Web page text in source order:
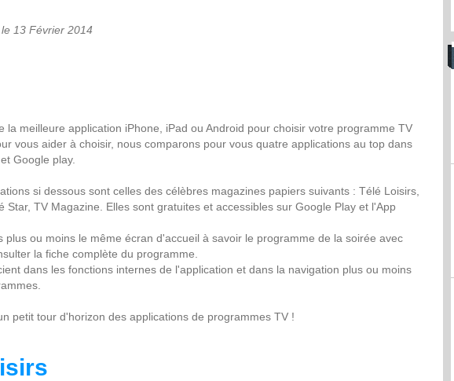
13 Février 2014
la meilleure application iPhone, iPad ou Android pour choisir votre programme TV
vous aider à choisir, nous comparons pour vous quatre applications au top dans
Google play.
si dessous sont celles des célèbres magazines papiers suivants : Télé Loisirs,
Star, TV Magazine. Elles sont gratuites et accessibles sur Google Play et l'App
plus ou moins le même écran d'accueil à savoir le programme de la soirée avec
la fiche complète du programme.
dans les fonctions internes de l'application et dans la navigation plus ou moins
petit tour d'horizon des applications de programmes TV !